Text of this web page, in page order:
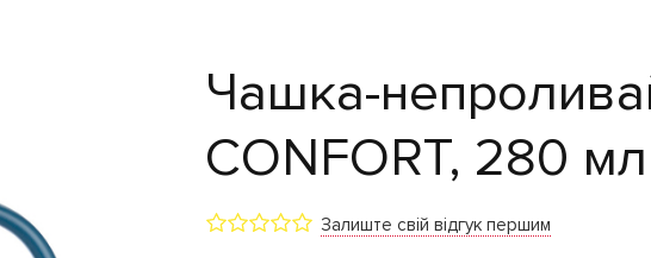
Чашка-
CONFORT, 280
Залиште свій відгук першим